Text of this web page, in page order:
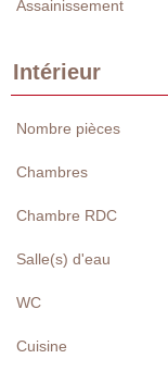
Assainissement
Intérieur
Nombre pièces
Chambres
Chambre RDC
Salle(s) d'eau
WC
Cuisine